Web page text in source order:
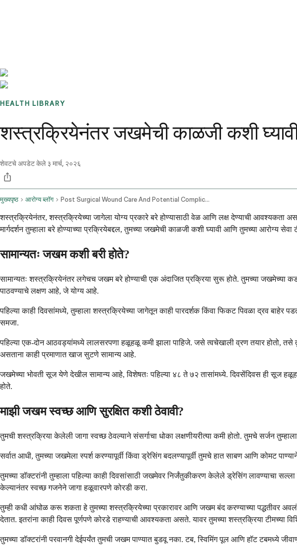
HEALTH LIBRARY
शस्त्रक्रियेनंतर जखमेची काळजी कशी
शेवटचे अपडेट केले ३ मार्च, २०२६
मुख्यपृष्ठ आरोग्य ब्लॉग Post Surgical Wound Care And Potential Complications
शस्त्रक्रियेनंतर, शस्त्रक्रियेच्या जागेला योग्य प्रकारे बरे होण्यासाठी वेळ आणि लक्ष देण्याची
मार्गदर्शन तुम्हाला बरे होण्याच्या प्रक्रियेबद्दल, तुमच्या जखमेची काळजी कशी घ्यावी आणि तुमच्या आरोग्य
सामान्यतः जखम कशी बरी होते?
सामान्यतः शस्त्रक्रियेनंतर लगेचच जखम बरे होण्याची एक अंदाजित प्रक्रिया सुरू होते. तुमच्या जखमेच्या
पाठवण्याचे लक्षण आहे, जे योग्य आहे.
पहिल्या काही दिवसांमध्ये, तुम्हाला शस्त्रक्रियेच्या जागेतून काही पारदर्शक किंवा फिकट पिवळा द्रव
समजा.
पहिल्या एक-दोन आठवड्यांमध्ये लालसरपणा हळूहळू कमी झाला पाहिजे. जसे त्वचेखाली व्रण तयार होतो, तसे
असताना काही प्रमाणात खाज सुटणे सामान्य आहे.
जखमेच्या भोवती सूज येणे देखील सामान्य आहे, विशेषतः पहिल्या ४८ ते ७२ तासांमध्ये. दिवसेंदिवस ही सूज
होते.
माझी जखम स्वच्छ आणि सुरक्षित कशी ठेवावी?
तुमची शस्त्रक्रिया केलेली जागा स्वच्छ ठेवल्याने संसर्गाचा धोका लक्षणीयरीत्या कमी होतो. तुमचे सर्जन
सर्वात आधी, तुमच्या जखमेला स्पर्श करण्यापूर्वी किंवा ड्रेसिंग बदलण्यापूर्वी तुमचे हात साबण आणि कोमट
तुमच्या डॉक्टरांनी तुम्हाला पहिल्या काही दिवसांसाठी जखमेवर निर्जंतुकीकरण केलेले ड्रेसिंग लावण्याचा
केल्यानंतर स्वच्छ गजनेने जागा हळूवारपणे कोरडी करा.
तुम्ही कधी आंघोळ करू शकता हे तुमच्या शस्त्रक्रियेच्या प्रकारावर आणि जखम बंद करण्याच्या पद्धतीवर
देतात. इतरांना काही दिवस पूर्णपणे कोरडे राहण्याची आवश्यकता असते. यावर तुमच्या शस्त्रक्रिया टीमच्या
तुमच्या डॉक्टरांनी परवानगी देईपर्यंत तुमची जखम पाण्यात बुडवू नका. टब, स्विमिंग पूल आणि हॉट टबमध्ये